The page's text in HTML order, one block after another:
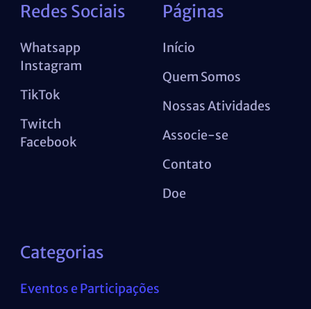
Redes Sociais
Whatsapp
Instagram
TikTok
Twitch
Facebook
Páginas
Início
Quem Somos
Nossas Atividades
Associe-se
Contato
Doe
Categorias
Eventos e Participações